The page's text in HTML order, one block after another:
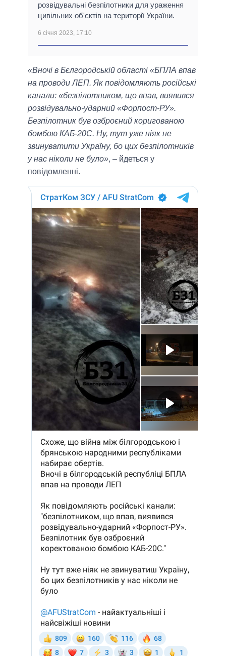
розвідувальні безпілотники для ураження
цивільних об'єктів на території України.
6 січня 2023, 17:10
«Вночі в Бєлгородській області «БПЛА впав
на проводи ЛЕП. Як повідомляють російські
канали: «безпілотником, що впав, виявився
розвідувально-ударний «Форпост-РУ».
Безпілотник був озброєний коригованою
бомбою КАБ-20С. Ну, тут уже ніяк не
звинуватити Україну, бо цих безпілотників
у нас ніколи не було», – йдеться у
повідомленні.